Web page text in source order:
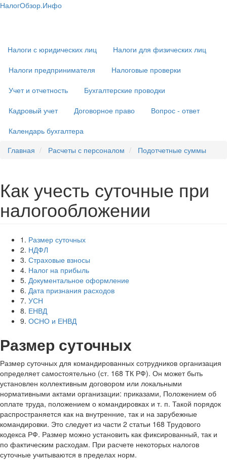
Перейти
НалогОбзор.Инфо
Налоги с юридических лиц
Налоги для физических лиц
Налоги предпринимателя
Налоговые проверки
Учет и отчетность
Бухгалтерские проводки
Кадровый учет
Договорное право
Вопрос - ответ
Календарь бухгалтера
Главная
Расчеты с персоналом Подотчетные суммы
Как учесть суточные при
налогообложении
1. Размер суточных
2. НДФЛ
3. Страховые взносы
4. Налог на прибыль
5. Документальное оформление
6. Дата признания расходов
7. УСН
8. ЕНВД
9. ОСНО и ЕНВД
Размер суточных
Размер суточных для командированных сотрудников организация
определяет самостоятельно (ст. 168 ТК РФ). Он может быть
установлен коллективным договором или локальными
нормативными актами организации: приказами, Положением об
оплате труда, положением о командировках и т. п. Такой порядок
распространяется как на внутренние, так и на зарубежные
командировки. Это следует из части 2 статьи 168 Трудового
кодекса РФ. Размер можно установить как фиксированный, так и
по фактическим расходам. При расчете некоторых налогов
суточные учитываются в пределах норм.